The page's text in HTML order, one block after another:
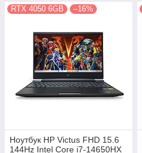
RTX 4050 6GB –16%
Ноутбук HP Victus FHD 15.6
144Hz Intel Core i7-14650HX